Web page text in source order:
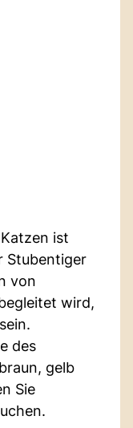
ist
Stubentiger
von
wird,
des
gelb
Sie